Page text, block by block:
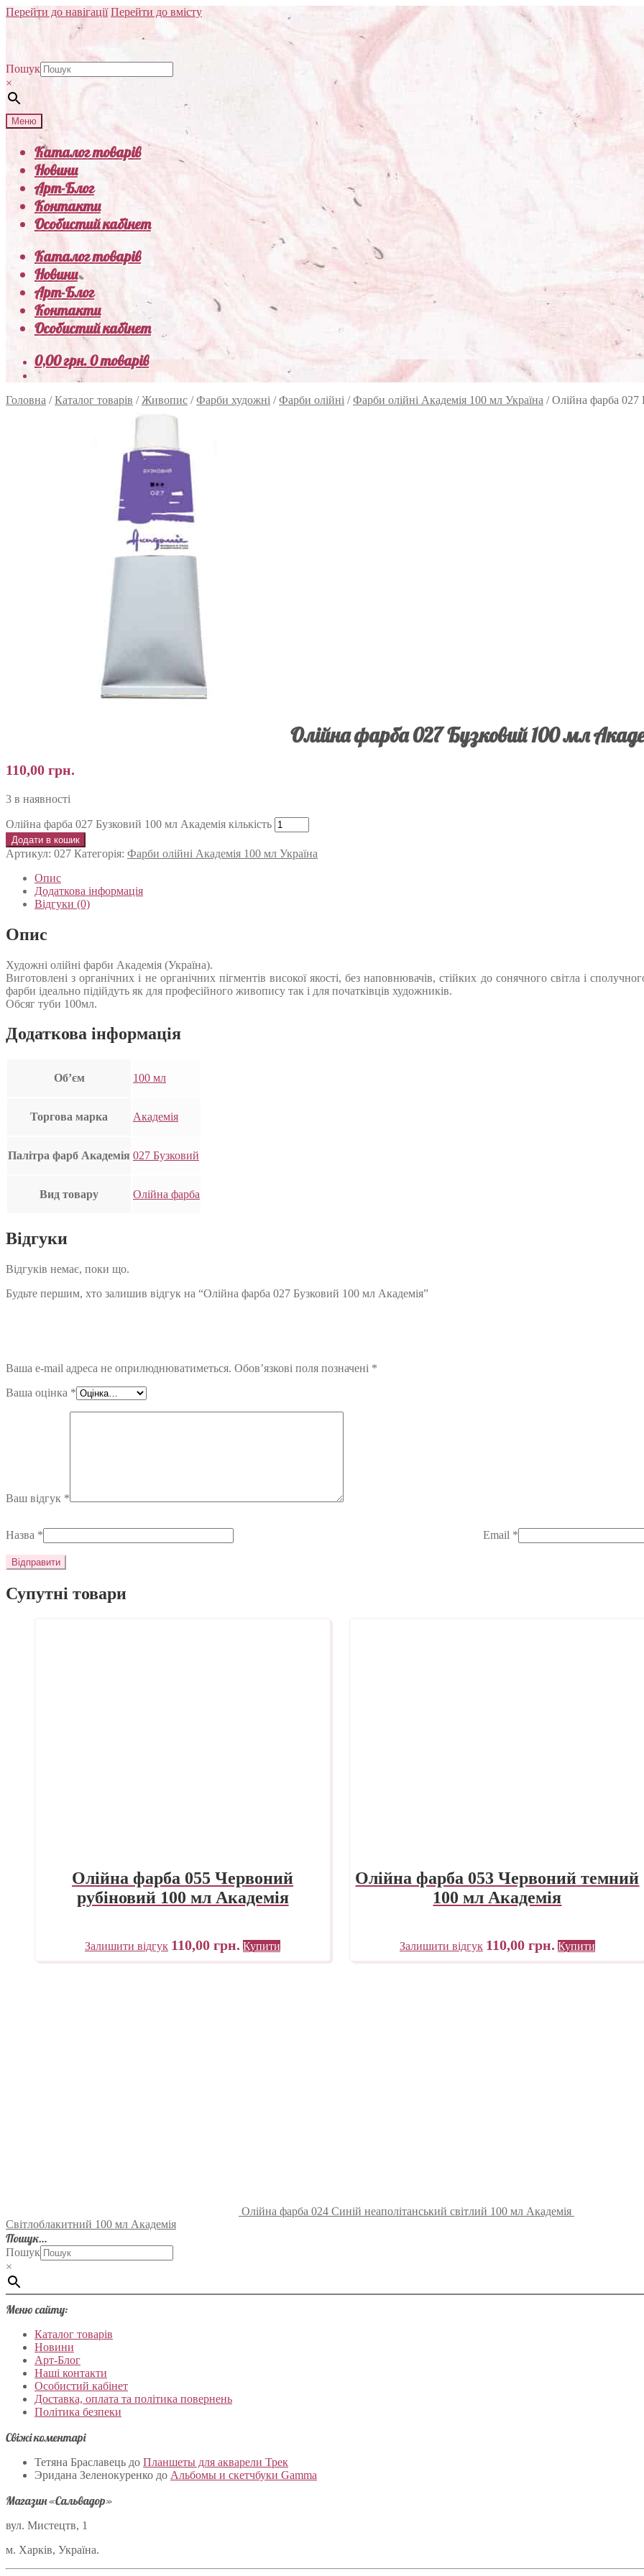
Перейти до навігації Перейти до вмісту
Пошук
×
Меню
Каталог товарів
Новини
Арт-Блог
Контакти
Особистий кабінет
Каталог товарів
Новини
Арт-Блог
Контакти
Особистий кабінет
0,00грн.0 товарів
Головна /Каталог товарів /Живопис /Фарби художні /Фарби олійні /Фарби олійні Академія 100 мл Україна /Олійна фарба 027
Олійна фарба 027 Бузковий 100 мл
110,00 грн.
3 в наявності
Олійна фарба 027 Бузковий 100 мл Академія кількість
Додати в кошик
Артикул: 027 Категорія: Фарби олійні Академія 100 мл Україна
Опис
Додаткова інформація
Відгуки (0)
Опис
Художні олійні фарби Академія (Україна).
Виготовлені з органічних і не органічних пігментів високої якості, без наповнювачів, стійких до сонячного світла і
фарби ідеально підійдуть як для професійного живопису так і для початківців художників.
Обсяг туби 100мл.
Додаткова інформація
Об’єм 100 мл
Торгова марка Академія
Палітра фарб Академія 027 Бузковий
Вид товару Олійна фарба
Відгуки
Відгуків немає, поки що.
Будьте першим, хто залишив відгук на “Олійна фарба 027 Бузковий 100 мл Академія”
Ваша e-mail адреса не оприлюднюватиметься. Обов’язкові поля позначені *
Ваша оцінка *
Ваш відгук *
Назва * Email *
Супутні товари
Олійна фарба 055 Червоний
рубіновий 100 мл Академія
Залишити відгук 110,00грн. Купити
Олійна фарба 053 Червоний темний
100 мл Академія
Залишити відгук 110,00 грн. Купити
Олійна фарба 024 Синій неаполітанський світлий 100 мл Академія
Світлоблакитний 100 мл Академія
Пошук…
Пошук
×
Меню сайту:
Каталог товарів
Новини
Арт-Блог
Наші контакти
Особистий кабінет
Доставка, оплата та політика повернень
Політика безпеки
Свіжі коментарі
Тетяна Браславець до Планшеты для акварели Трек
Эридана Зеленокуренко до Альбомы и скетчбуки Gamma
Магазин «Сальвадор»
вул. Мистецтв, 1
м. Харків, Україна.